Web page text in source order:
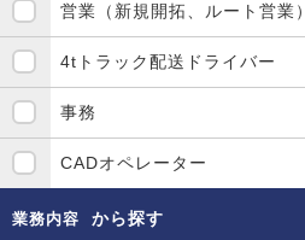
営業（新規開拓、ルート営業）
4tトラック配送ドライバー
事務
CADオペレーター
業務内容 から探す